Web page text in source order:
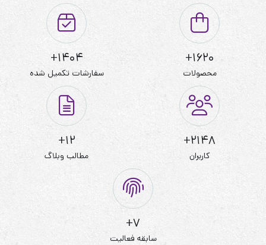
1620+
محصولات
1404+
سفارشات تکمیل شده
2148+
کاربران
12+
مطالب وبلاگ
7+
سابقه فعالیت